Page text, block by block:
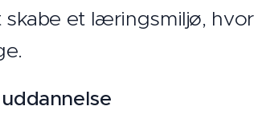
et læringsmiljø,